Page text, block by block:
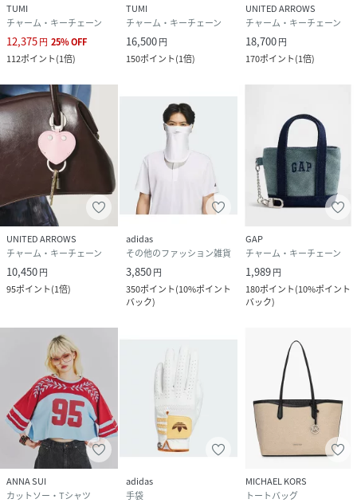
TUMI
チャーム・キーチェーン
12,375円 25%OFF
112ポイント(1倍)
TUMI
チャーム・キーチェーン
16,500円
150ポイント(1倍)
UNITED ARROWS
チャーム・キーチェーン
18,700円
170ポイント(1倍)
UNITED ARROWS
チャーム・キーチェーン
10,450円
95ポイント(1倍)
adidas
その他のファッション雑貨
3,850円
350ポイント(10%ポイント
バック)
GAP
チャーム・キーチェーン
1,989円
180ポイント(10%ポイント
バック)
ANNA SUI
カットソー・Tシャツ
adidas
手袋
MICHAEL KORS
トートバッグ